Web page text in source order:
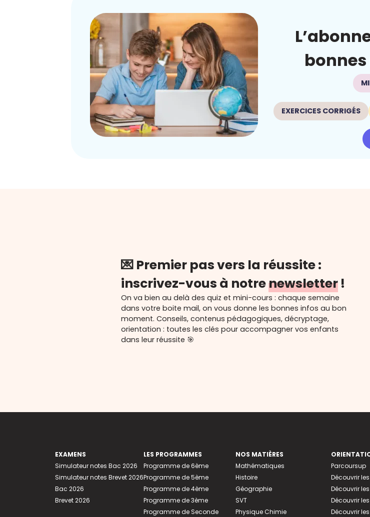
bonnes
EXERCICES CORRIGÉS
💌 Premier pas vers la réussite :
inscrivez-vous à notrenewsletter !
On va bien au delà des quiz et mini-cours : chaque semaine
dans votre boite mail, on vous donne les bonnes infos au bon
moment. Conseils, contenus pédagogiques, décryptage,
orientation : toutes les clés pour accompagner vos enfants
dans leur réussite 🎯
EXAMENS
Simulateur notes Bac 2026
Simulateur notes Brevet 2026
Bac 2026
Brevet 2026
LES PROGRAMMES
Programme de 6ème
Programme de 5ème
Programme de 4ème
Programme de 3ème
Programme de Seconde
NOS MATIÈRES
Mathématiques
Histoire
Géographie
SVT
Physique Chimie
Parcoursup
Découvrir
Découvrir
Découvrir
Découvrir